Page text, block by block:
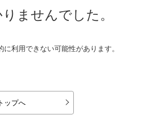
ませんでした。
利用できない可能性があります。
ップへ